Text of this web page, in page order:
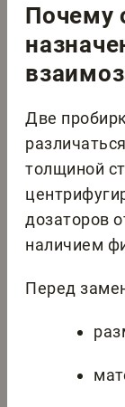
Почему
Две
толщиной
дозаторов
наличием
Перед